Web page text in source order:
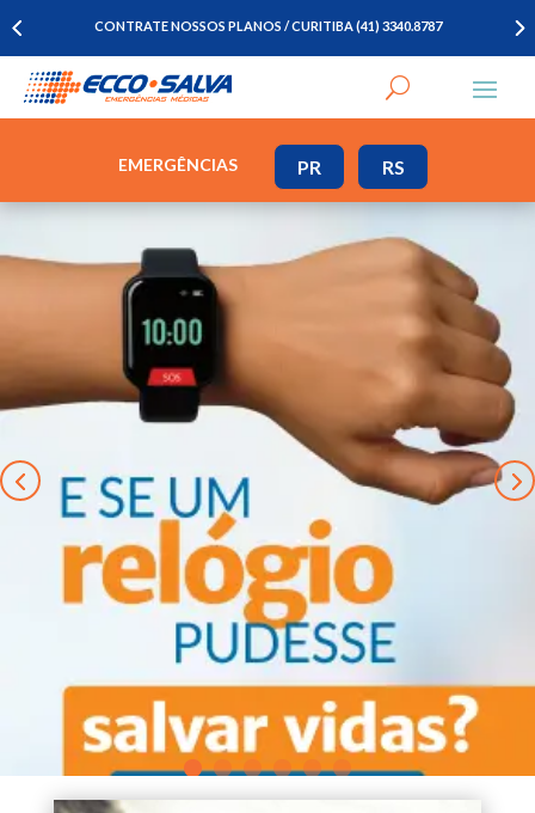
CONTRATE NOSSOS PLANOS / CURITIBA (41) 3340.8787
EMERGÊNCIAS PR RS